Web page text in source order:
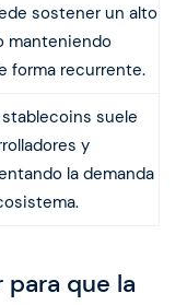
sostener un alto
manteniendo
forma recurrente.
suele
y
la demanda
que la